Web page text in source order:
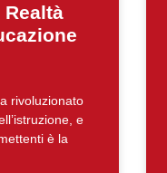
rivoluzionato
e
è la